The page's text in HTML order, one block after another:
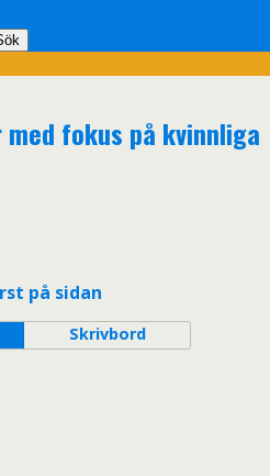
fokus på kvinnliga
på sidan
Skrivbord